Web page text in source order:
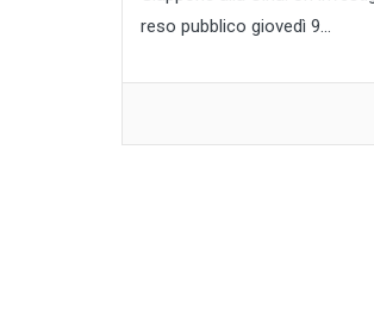
reso pubblico giovedì 9...